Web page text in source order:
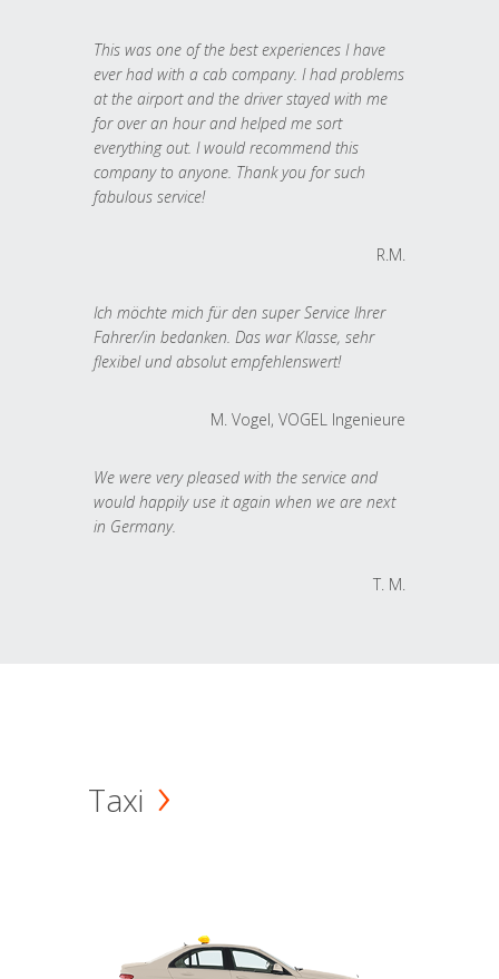
This was one of the best experiences I have
ever had with a cab company. I had problems
at the airport and the driver stayed with me
for over an hour and helped me sort
everything out. I would recommend this
company to anyone. Thank you for such
fabulous service!
R.M.
Ich möchte mich für den super Service Ihrer
Fahrer/in bedanken. Das war Klasse, sehr
flexibel und absolut empfehlenswert!
M. Vogel, VOGEL Ingenieure
We were very pleased with the service and
would happily use it again when we are next
in Germany.
T. M.
Taxi